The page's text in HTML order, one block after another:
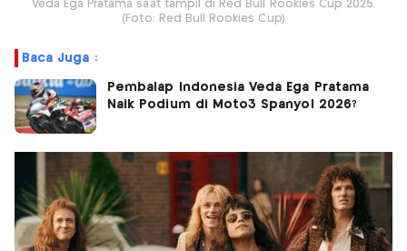
Veda Ega Pratama saat tampil di Red Bull Rookies Cup 2025.
(Foto: Red Bull Rookies Cup)
Baca Juga :
Pembalap Indonesia Veda Ega Pratama
Naik Podium di Moto3 Spanyol 2026?